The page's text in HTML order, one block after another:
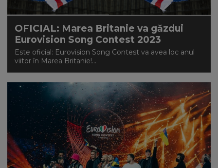
OFICIAL: Marea Britanie va găzdui
Eurovision Song Contest 2023
Este oficial: Eurovision Song Contest va avea loc anul
viitor în Marea Britanie!...